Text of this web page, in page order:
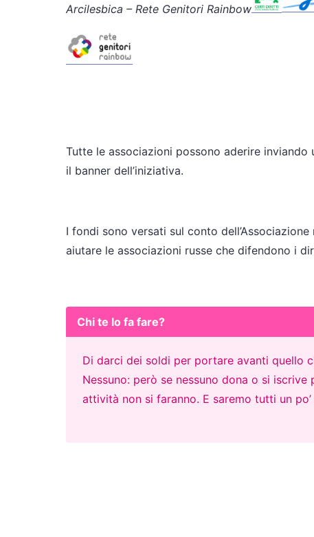
Arcilesbica – Rete Genitori Rainbow
Tutte le associazioni possono aderire
il banner dell’iniziativa.
I fondi sono versati sul conto
aiutare le associazioni russe che difendono i
Chi te lo fa fare?
Di darci dei soldi per portare avanti quello
Nessuno: però se nessuno dona o si
attività non si faranno. E saremo tutti un